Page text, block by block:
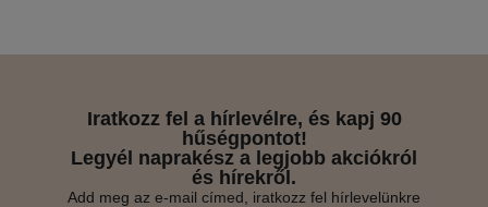
Iratkozz fel a hírlevélre, és kapj 90
hűségpontot!
Legyél naprakész a legjobb akciókról
és hírekről.
Add meg az e-mail címed, iratkozz fel hírlevelünkre